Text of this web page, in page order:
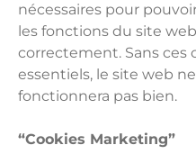
nécessaires pour
les fonctions du site web
correctement. Sans ces
essentiels, le site web ne
fonctionnera pas bien.
“Cookies Marketing”